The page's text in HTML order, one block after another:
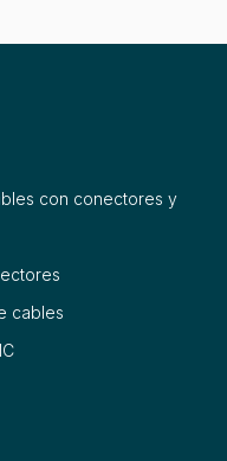
con conectores y
cables